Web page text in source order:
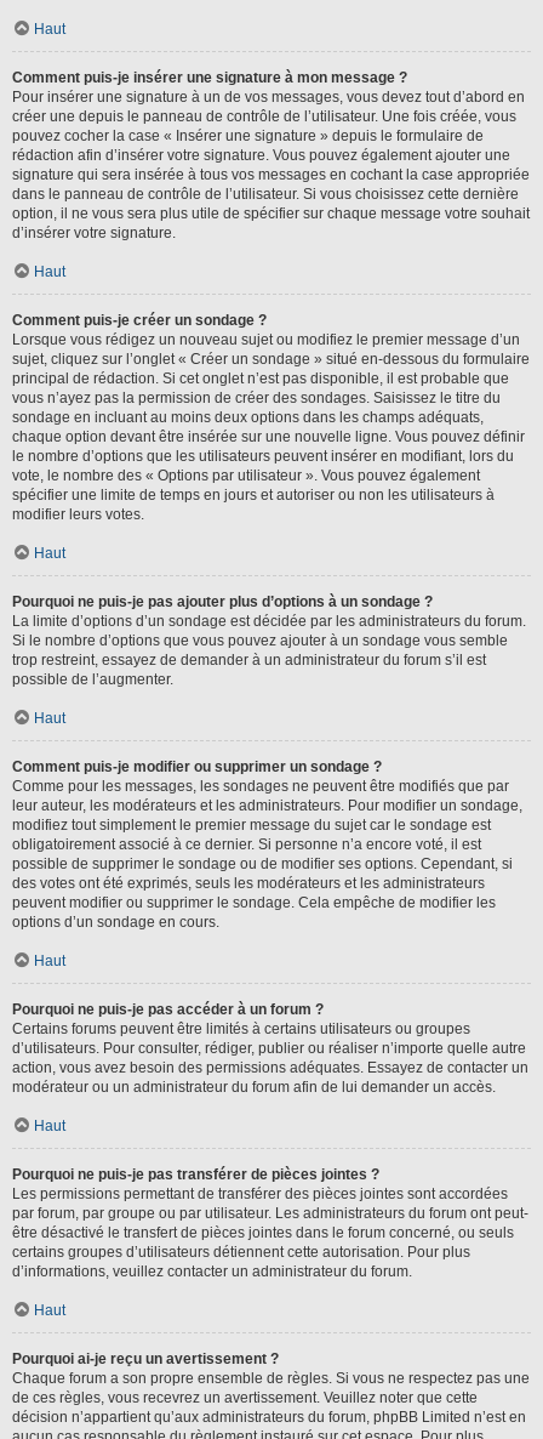
Haut
Comment puis-je insérer une signature à mon message ?
Pour insérer une signature à un de vos messages, vous devez tout d’abord en
créer une depuis le panneau de contrôle de l’utilisateur. Une fois créée, vous
pouvez cocher la case « Insérer une signature » depuis le formulaire de
rédaction afin d’insérer votre signature. Vous pouvez également ajouter une
signature qui sera insérée à tous vos messages en cochant la case appropriée
dans le panneau de contrôle de l’utilisateur. Si vous choisissez cette dernière
option, il ne vous sera plus utile de spécifier sur chaque message votre souhait
d’insérer votre signature.
Haut
Comment puis-je créer un sondage ?
Lorsque vous rédigez un nouveau sujet ou modifiez le premier message d’un
sujet, cliquez sur l’onglet « Créer un sondage » situé en-dessous du formulaire
principal de rédaction. Si cet onglet n’est pas disponible, il est probable que
vous n’ayez pas la permission de créer des sondages. Saisissez le titre du
sondage en incluant au moins deux options dans les champs adéquats,
chaque option devant être insérée sur une nouvelle ligne. Vous pouvez définir
le nombre d’options que les utilisateurs peuvent insérer en modifiant, lors du
vote, le nombre des « Options par utilisateur ». Vous pouvez également
spécifier une limite de temps en jours et autoriser ou non les utilisateurs à
modifier leurs votes.
Haut
Pourquoi ne puis-je pas ajouter plus d’options à un sondage ?
La limite d’options d’un sondage est décidée par les administrateurs du forum.
Si le nombre d’options que vous pouvez ajouter à un sondage vous semble
trop restreint, essayez de demander à un administrateur du forum s’il est
possible de l’augmenter.
Haut
Comment puis-je modifier ou supprimer un sondage ?
Comme pour les messages, les sondages ne peuvent être modifiés que par
leur auteur, les modérateurs et les administrateurs. Pour modifier un sondage,
modifiez tout simplement le premier message du sujet car le sondage est
obligatoirement associé à ce dernier. Si personne n’a encore voté, il est
possible de supprimer le sondage ou de modifier ses options. Cependant, si
des votes ont été exprimés, seuls les modérateurs et les administrateurs
peuvent modifier ou supprimer le sondage. Cela empêche de modifier les
options d’un sondage en cours.
Haut
Pourquoi ne puis-je pas accéder à un forum ?
Certains forums peuvent être limités à certains utilisateurs ou groupes
d’utilisateurs. Pour consulter, rédiger, publier ou réaliser n’importe quelle autre
action, vous avez besoin des permissions adéquates. Essayez de contacter un
modérateur ou un administrateur du forum afin de lui demander un accès.
Haut
Pourquoi ne puis-je pas transférer de pièces jointes ?
Les permissions permettant de transférer des pièces jointes sont accordées
par forum, par groupe ou par utilisateur. Les administrateurs du forum ont peut-
être désactivé le transfert de pièces jointes dans le forum concerné, ou seuls
certains groupes d’utilisateurs détiennent cette autorisation. Pour plus
d’informations, veuillez contacter un administrateur du forum.
Haut
Pourquoi ai-je reçu un avertissement ?
Chaque forum a son propre ensemble de règles. Si vous ne respectez pas une
de ces règles, vous recevrez un avertissement. Veuillez noter que cette
décision n’appartient qu’aux administrateurs du forum, phpBB Limited n’est en